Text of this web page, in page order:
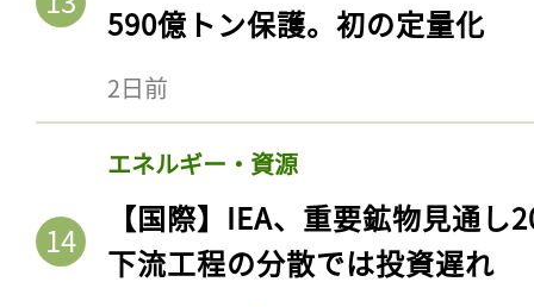
590億トン保護。初の定量化
2日前
エネルギー・資源
【国際】IEA、重要鉱物見通
下流工程の分散では投資遅れ